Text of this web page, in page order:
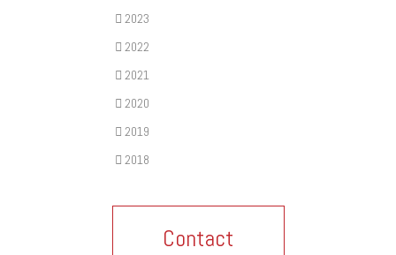
2023
2022
2021
2020
2019
2018
Contact